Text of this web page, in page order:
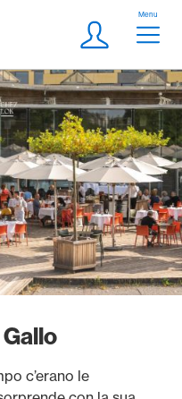
Meta
Login
Menu
c’erano le